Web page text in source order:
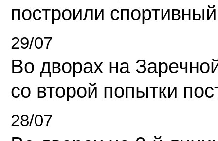
построили
29/07
Во дворах на
со второй попытки
28/07